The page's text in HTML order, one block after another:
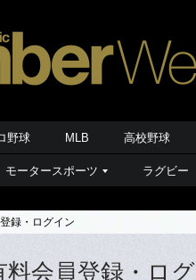
野球 MLB 高校野球
モータースポーツ ラグビー
録・ログイン
料会員登録・ロ